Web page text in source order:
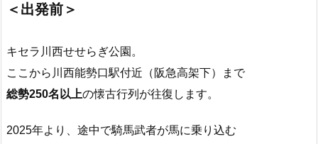
＜出発前＞
キセラ川西せせらぎ公園。
ここから川西能勢口駅付近（阪急高架下）まで
総勢250名以上の懐古行列が往復します。
2025年より、途中で騎馬武者が馬に乗り込む